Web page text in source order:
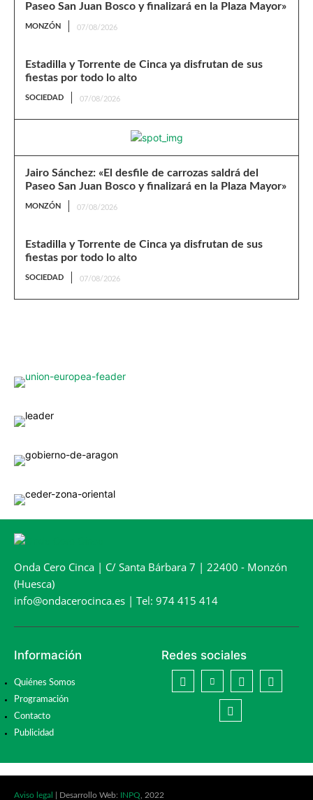
Paseo San Juan Bosco y finalizará en la Plaza Mayor»
MONZÓN 07/08/2026
Estadilla y Torrente de Cinca ya disfrutan de sus
fiestas por todo lo alto
SOCIEDAD 07/08/2026
Jairo Sánchez: «El desfile de carrozas saldrá del
Paseo San Juan Bosco y finalizará en la Plaza Mayor»
MONZÓN 07/08/2026
Estadilla y Torrente de Cinca ya disfrutan de sus
fiestas por todo lo alto
SOCIEDAD 07/08/2026
Onda Cero Cinca | C/ Santa Bárbara 7 | 22400 - Monzón
(Huesca)
info@ondacerocinca.es | Tel: 974 415 414
Información
Quiénes Somos
Programación
Contacto
Publicidad
Redes sociales
Aviso legal | Desarrollo Web: INPQ , 2022